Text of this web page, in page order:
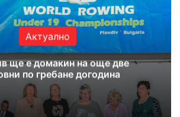
Актуално
ще е домакин на още две
по гребане догодина